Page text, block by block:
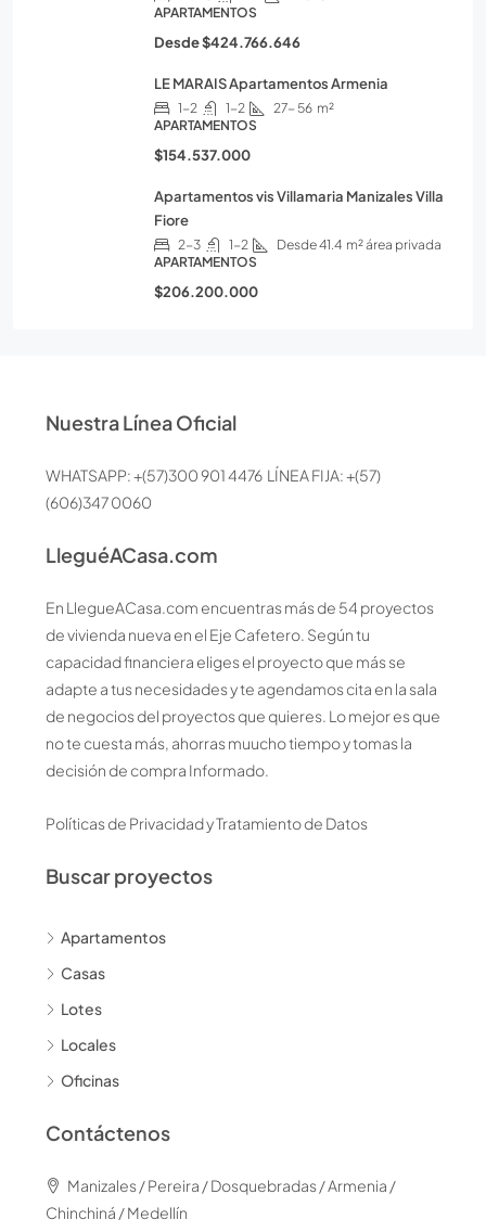
APARTAMENTOS
Desde$424.766.646
LE MARAIS Apartamentos Armenia
1-2 1-2 27- 56 m²
APARTAMENTOS
$154.537.000
Apartamentos vis Villamaria Manizales Villa
Fiore
2-3 1-2 Desde 41.4 m² área privada
APARTAMENTOS
$206.200.000
Nuestra Línea Oficial
WHATSAPP: +(57)300 901 4476 LÍNEA FIJA: +(57)
(606)347 0060
LleguéACasa.com
En LlegueACasa.com encuentras más de 54 proyectos
de vivienda nueva en el Eje Cafetero. Según tu
capacidad financiera eliges el proyecto que más se
adapte a tus necesidades y te agendamos cita en la sala
de negocios del proyectos que quieres. Lo mejor es que
no te cuesta más, ahorras muucho tiempo y tomas la
decisión de compra Informado.
Políticas de Privacidad y Tratamiento de Datos
Buscar proyectos
Apartamentos
Casas
Lotes
Locales
Oficinas
Contáctenos
Manizales / Pereira / Dosquebradas / Armenia /
Chinchiná / Medellín